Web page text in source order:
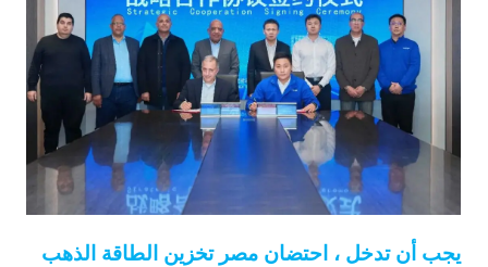
يجب أن تدخل ، احتضان مصر تخزين الطاقة الذهب